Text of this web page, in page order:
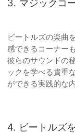
3. マジックコ
ビートルズの楽曲
感できるコーナー
彼らのサウンドの
ックを学べる貴重
ができる実践的な
4. ビートルズ